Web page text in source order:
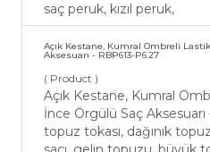
saç peruk, kızıl peruk,
Açık Kestane, Kumral Ombreli
Aksesuarı - RBP613-P6.27
( Product )
Açık Kestane, Kumral
İnce Örgülü Saç Aksesuarı
topuz tokası, dağınık